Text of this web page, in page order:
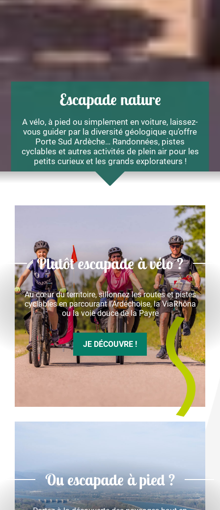
Escapade nature
A vélo, à pied ou simplement en voiture, laissez-
vous guider par la diversité géologique qu’offre
Porte Sud Ardèche… Randonnées, pistes
cyclables et autres activités de plein air pour les
petits curieux et les grands explorateurs !
Plutôt escapade à vélo ?
Au cœur du territoire, sillonnez les routes et pistes
cyclables en parcourant l’Ardéchoise, la ViaRhôna
ou la voie douce de la Payre
JE DÉCOUVRE !
Ou escapade à pied ?